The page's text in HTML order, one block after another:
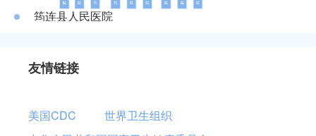
常德军创医院
常德市第二人民医院
常德市第四人民医院
溆浦县第二人民医院
浏阳市镇头镇中心卫生院
浏阳市骨伤科医院
阿拉善右旗人民医院
阿拉善左旗吉兰泰医院
筠连县人民医院
蛟河市中医院
蛟河大德昌颈腰椎病中医院
友情链接
美国CDC
世界卫生组织